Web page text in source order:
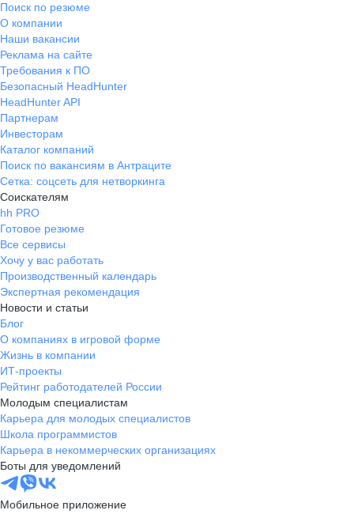
Поиск по резюме
О компании
Наши вакансии
Реклама на сайте
Требования к ПО
Безопасный HeadHunter
HeadHunter API
Партнерам
Инвесторам
Каталог компаний
Поиск по вакансиям в Антраците
Сетка: соцсеть для нетворкинга
Соискателям
hh PRO
Готовое резюме
Все сервисы
Хочу у вас работать
Производственный календарь
Экспертная рекомендация
Новости и статьи
Блог
О компаниях в игровой форме
Жизнь в компании
ИТ-проекты
Рейтинг работодателей России
Молодым специалистам
Карьера для молодых специалистов
Школа программистов
Карьера в некоммерческих организациях
Боты для уведомлений
Мобильное приложение